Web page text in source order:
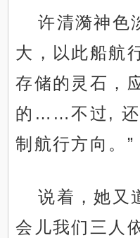
许清漪神色
大，以此船航
存储的灵石，
的……不过, 还
制航行方向。”
说着，她又
会儿我们三人